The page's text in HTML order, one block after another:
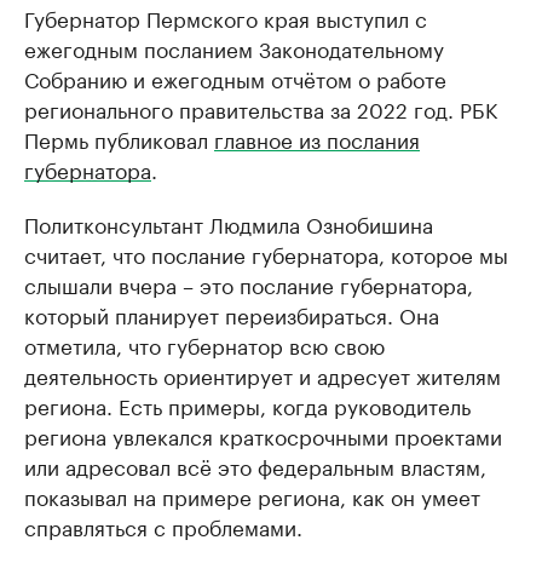
Губернатор Пермского края выступил с
ежегодным посланием Законодательному
Собранию и ежегодным отчётом о работе
регионального правительства за 2022 год. РБК
Пермь публиковал главное из послания
губернатора
Политконсультант Людмила Ознобишина
считает, что послание губернатора, которое мы
слышали вчера – это послание губернатора,
который планирует переизбираться. Она
отметила, что губернатор всю свою
деятельность ориентирует и адресует жителям
региона. Есть примеры, когда руководитель
региона увлекался краткосрочными проектами
или адресовал всё это федеральным властям,
показывал на примере региона, как он умеет
справляться с проблемами.